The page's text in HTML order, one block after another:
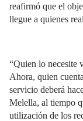
reafirmó que el
llegue a quienes
“Quien lo necesite
Ahora, quien
servicio deberá
Melella, al tiempo
utilización de los